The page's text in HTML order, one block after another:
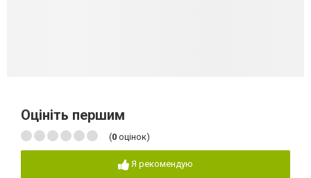
Оцініть першим
(0 оцінок)
Я рекомендую